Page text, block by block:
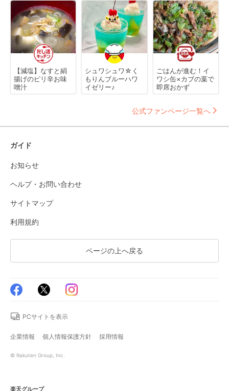
【減塩】なすと絹
揚げのピリ辛お味
噌汁
シュワシュワ☆く
もりんブルーハワ
イゼリー♪
ごはんが進む！イ
ワシ缶×カブの葉で
即席おかず
公式ファンページ一覧へ
ガイド
お知らせ
ヘルプ・お問い合わせ
サイトマップ
利用規約
ページの上へ戻る
PCサイトを表示
企業情報 個人情報保護方針 採用情報
© Rakuten Group, Inc.
楽天グループ